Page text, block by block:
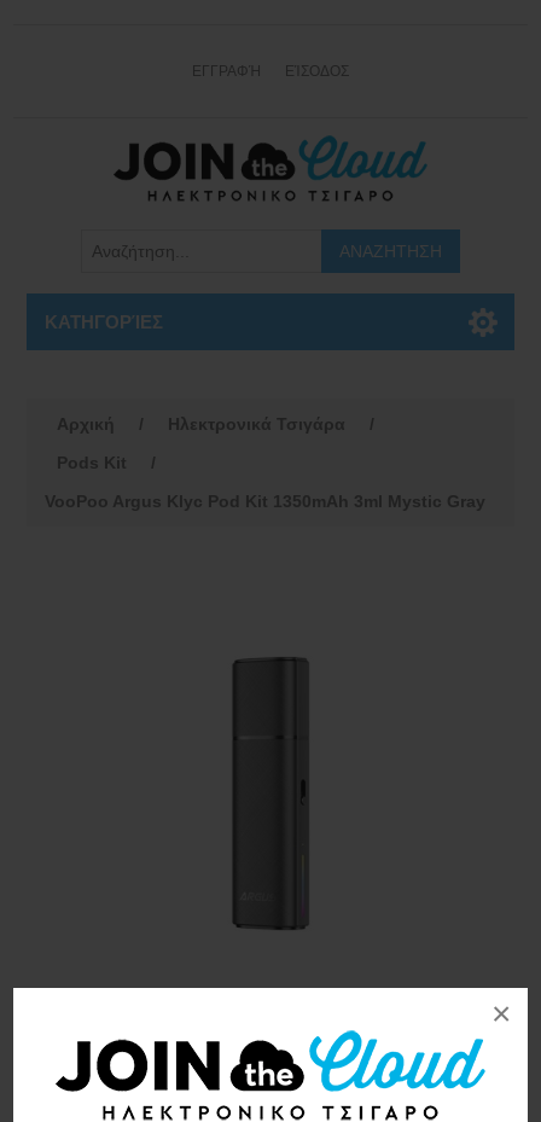
×
ΕΓΓΡΑΦΉ ΕΊΣΟΔΟΣ
ΚΑΤΗΓΟΡΊΕΣ
Αρχική / Ηλεκτρονικά Τσιγάρα
/
Pods Kit
/
VooPoo Argus Klyc Pod Kit 1350mAh 3ml Mystic Gray
VooPoo Argus Klyc Pod Kit
1350mAh 3ml Mystic Gray